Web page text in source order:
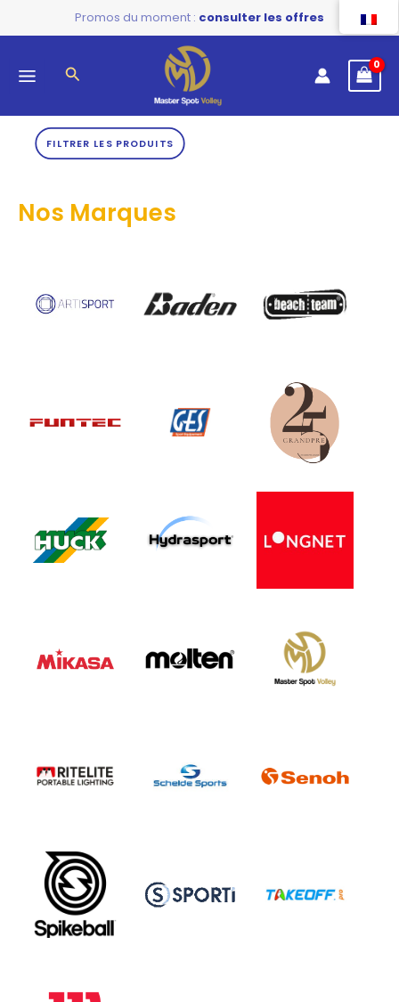
au
Promos du moment : consulter les offres
Rechercher
FILTRER LES PRODUITS
Nos Marques
du
récent
plus
ancien